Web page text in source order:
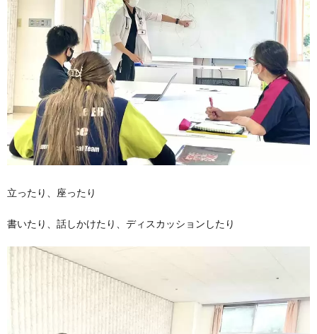
立ったり、座ったり
書いたり、話しかけたり、ディスカッションしたり